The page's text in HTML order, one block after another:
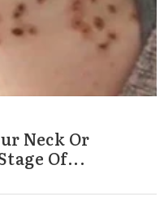
Neck Or
Of...